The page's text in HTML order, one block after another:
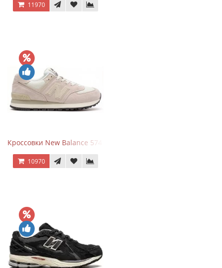
11970
Кроссовки New Balance 574 Light Grey Pink
10970